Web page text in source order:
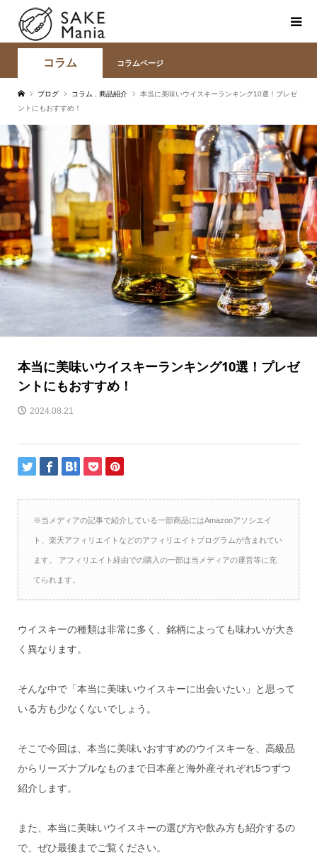
コラム コラムページ
ブログ コラム 商品紹介
本当に美味いウイスキーランキング10選！プレゼ
ントにもおすすめ！
本当に美味いウイスキーランキング10選！プレゼ
ントにもおすすめ！
2024.08.21
※当メディアの記事で紹介している一部商品にはAmazonアソシエイ
ト、楽天アフィリエイトなどのアフィリエイトプログラムが含まれてい
ます。 アフィリエイト経由での購入の一部は当メディアの運営等に充
てられます。
ウイスキーの種類は非常に多く、銘柄によっても味わいが大き
く異なります。
そんな中で「本当に美味いウイスキーに出会いたい」と思って
いる方も少なくないでしょう。
そこで今回は、本当に美味いおすすめのウイスキーを、高級品
からリーズナブルなものまで日本産と海外産それぞれ5つずつ
紹介します。
また、本当に美味いウイスキーの選び方や飲み方も紹介するの
で、ぜひ最後までご覧ください。